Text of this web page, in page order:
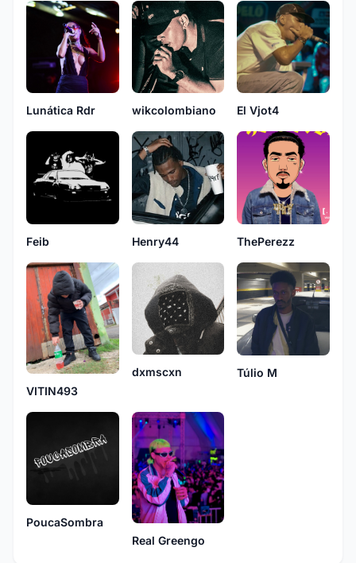
Lunática Rdr wikcolombiano El Vjot4
Feib Henry44 ThePerezz
VITIN493
dxmscxn Túlio M
PoucaSombra
Real Greengo